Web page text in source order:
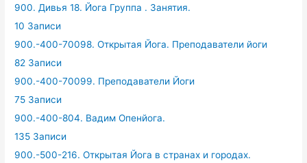
900. Дивья 18. Йога Группа . Занятия.
10 Записи
900.-400-70098. Открытая Йога. Преподаватели йоги
82 Записи
900.-400-70099. Преподаватели Йоги
75 Записи
900.-400-804. Вадим Опенйога.
135 Записи
900.-500-216. Открытая Йога в странах и городах.